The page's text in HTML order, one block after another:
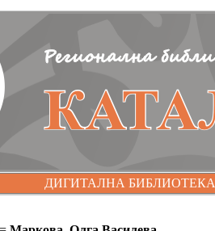
ДИГИТАЛНА БИБЛИОТЕКА